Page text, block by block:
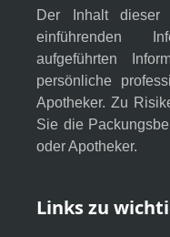
Der Inhalt dieser
einführenden
aufgeführten
persönliche
Apotheker. Zu
Sie die
oder Apotheker.
Links zu